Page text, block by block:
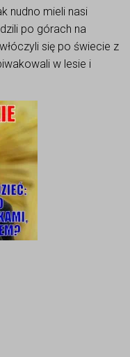
nudno mieli nasi
po górach na
się po świecie z
w lesie i